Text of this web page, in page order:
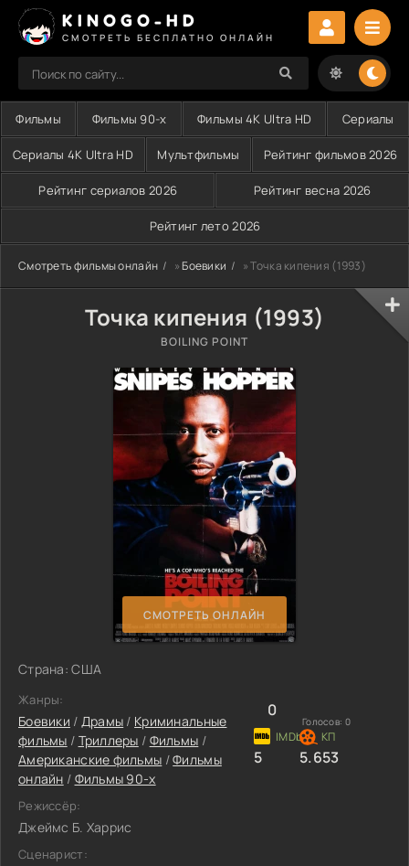
KINOGO-HD
СМОТРЕТЬ БЕСПЛАТНО ОНЛАЙН
Фильмы Фильмы 90-х Фильмы 4K Ultra HD Сериалы
Сериалы 4K Ultra HD Мультфильмы Рейтинг фильмов 2026
Рейтинг сериалов 2026 Рейтинг весна 2026
Рейтинг лето 2026
Смотреть фильмы онлайн »Боевики » Точка кипения (1993)
Точка кипения (1993)
BOILING POINT
СМОТРЕТЬ ОНЛАЙН
Страна: США
Жанры:
Боевики / Драмы / Криминальные
фильмы / Триллеры / Фильмы /
Американские фильмы /Фильмы
онлайн / Фильмы 90-х
Режиссёр:
Джеймс Б. Харрис
Сценарист:
0
Голосов: 0
5 5.653